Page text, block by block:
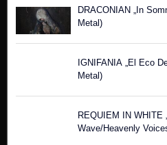
DRACONIAN „In
Metal)
IGNIFANIA „El Eco
Metal)
REQUIEM IN WHITE
Wave/Heavenly